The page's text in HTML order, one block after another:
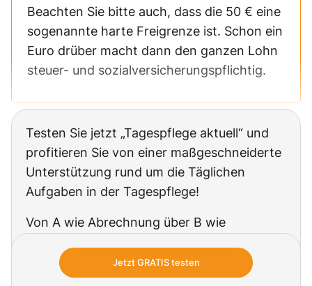
Beachten Sie bitte auch, dass die 50 € eine
sogenannte harte Freigrenze ist. Schon ein
Euro drüber macht dann den ganzen Lohn
steuer- und sozialversicherungspflichtig.
Testen Sie jetzt „Tagespflege aktuell“ und
profitieren Sie von einer maßgeschneiderte
Unterstützung rund um die Täglichen
Aufgaben in der Tagespflege!
Von A wie Abrechnung über B wie
jeder Ausgabe erhalten Sie aktuelle
Praxisinformationen und direkt anwendbare
Jetzt GRATIS testen